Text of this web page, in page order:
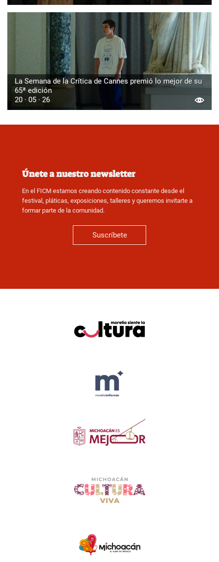
La Semana de la Crítica de Cannes premió lo mejor de su
65ª edición
20 · 05 · 26
Únete a nuestro newsletter
En el FICM estamos creando contenido constante desde el
festival, pláticas, exposiciones, talleres y queremos invitarte a
formar parte de la comunidad.
Suscríbete